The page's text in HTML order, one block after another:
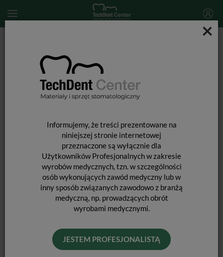
×
Informujemy, że treści prezentowane na
niniejszej stronie internetowej
przeznaczone są wyłącznie dla
Użytkowników Profesjonalnych w zakresie
wyrobów medycznych, tzn. w szczególności
osób wykonujących zawód medyczny lub w
inny sposób związanych zawodowo z branżą
medyczną, np. prowadzących obrót
wyrobami medycznymi.
JESTEM PROFESJONALISTĄ
MATERIAŁY WYPEŁNIENIOWE ŚWIATŁOUTWARDZALNE
Charisma E4SY PLT / uzup. 20 x 0,25g